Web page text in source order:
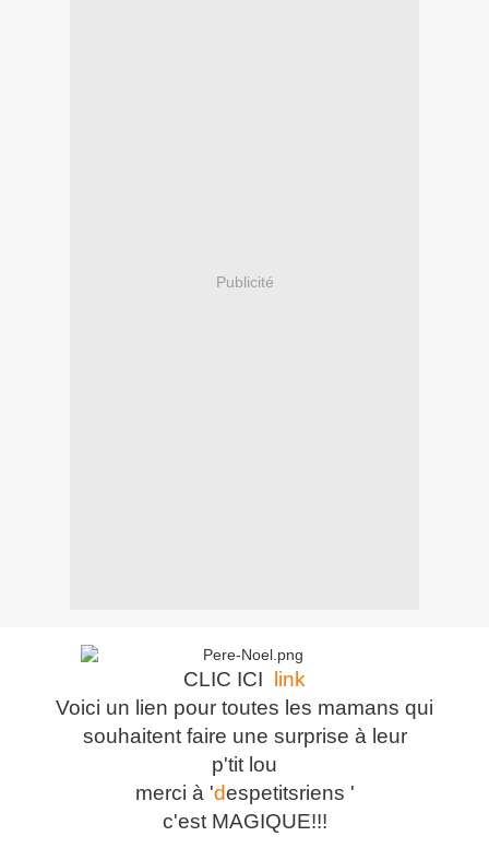
Publicité
CLIC ICI
link
Voici un lien pour toutes les mamans qui
souhaitent faire une surprise à leur
p'tit lou
merci à 'despetitsriens '
c'est MAGIQUE!!!